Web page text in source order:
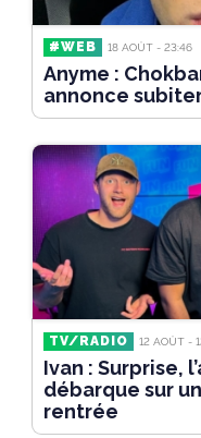
#WEB 18 AOÛT - 23:46
Anyme :
annonce
TV/RADIO 12 AOÛT -
Ivan : Surprise,
débarque sur
rentrée